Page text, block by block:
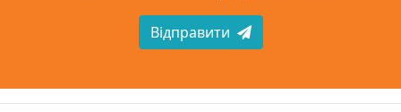
Відправити